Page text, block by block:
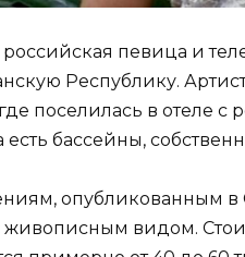
российская певица и
Республику.
поселилась в отеле
есть бассейны,
опубликованным в
живописным видом.